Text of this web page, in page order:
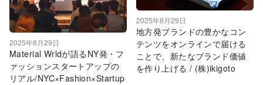
2025年8月29日
Material Wrldが語るNY発・フ
ァッションスタートアップの
リアル/NYC×Fashion×Startup
2025年8月29日
地方発ブランドの豊かなコン
テンツをオンラインで届ける
ことで、新たなブランド価値
を作り上げる / (株)ikigoto